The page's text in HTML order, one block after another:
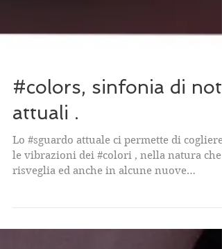
#colors, sinfonia di note
attuali .
Lo #sguardo attuale ci permette di cogliere
le vibrazioni dei #colori , nella natura che
proposte...